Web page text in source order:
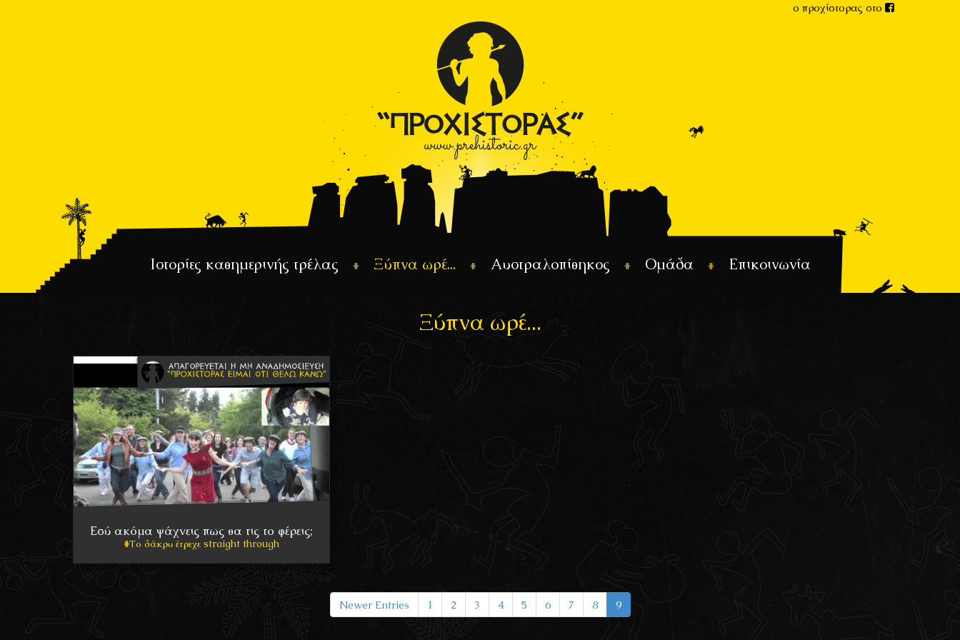
ο προχίστορας στο
Ιστορίες καθημερινής τρέλας Ξύπνα ωρέ... Αυστραλοπίθηκος Ομάδα Επικοινωνία
Ξύπνα ωρέ...
Εσύ ακόμα ψάχνεις πως θα τις το φέρεις;
Το δάκρυ έτρεχε straight through
Newer Entries 1 2 3 4 5 6 7 8 9